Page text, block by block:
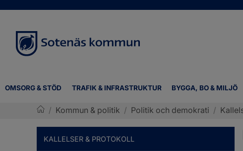
OMSORG & STÖD TRAFIK & INFRASTRUKTUR BYGGA, BO & MILJÖ
/ Kommun & politik / Politik och demokrati /
KALLELSER & PROTOKOLL